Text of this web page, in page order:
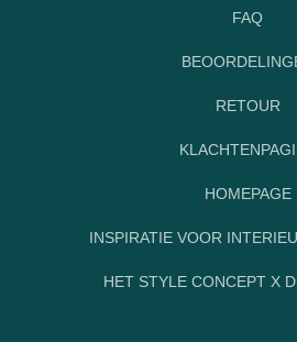
FAQ
RETOUR
HOMEPAGE
INSPIRATIE VOOR
HET STYLE CONCEPT X